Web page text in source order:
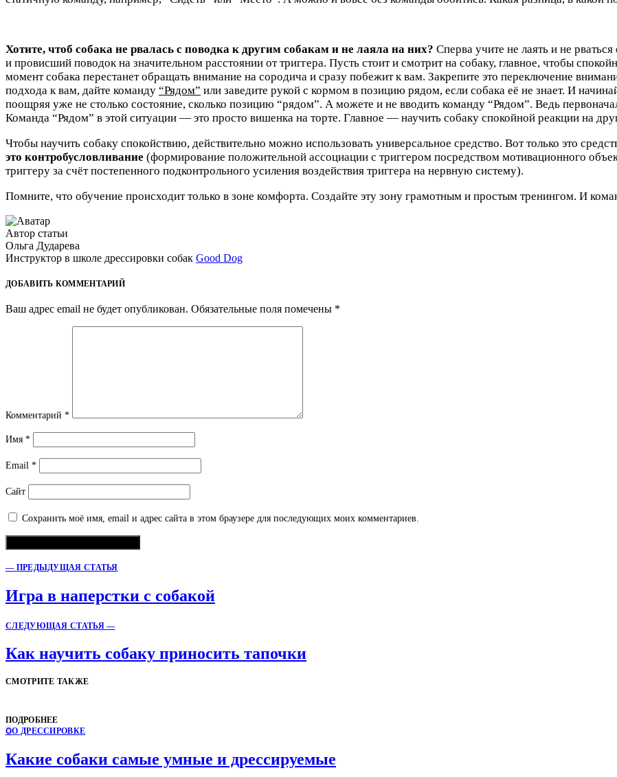
Хотите, чтоб собака не рвалась с поводка к другим собакам и не лаяла на них? Сперва учите не лаять и не
и провисший поводок на значительном расстоянии от триггера. Пусть стоит и смотрит на собаку, главное, чтобы
момент собака перестанет обращать внимание на сородича и сразу побежит к вам. Закрепите это переключение
подхода к вам, дайте команду “Рядом” или заведите рукой с кормом в позицию рядом, если собака её не знает. И
поощряя уже не столько состояние, сколько позицию “рядом”. А можете и не вводить команду “Рядом”. Ведь
Команда “Рядом” в этой ситуации — это просто вишенка на торте. Главное — научить собаку спокойной реакции на
Чтобы научить собаку спокойствию, действительно можно использовать универсальное средство. Вот только это
это контробусловливание (формирование положительной ассоциации с триггером посредством мотивационного
триггеру за счёт постепенного подконтрольного усиления воздействия триггера на нервную систему).
Помните, что обучение происходит только в зоне комфорта. Создайте эту зону грамотным и простым тренингом. И
Автор статьи
Ольга Дударева
Инструктор в школе дрессировки собак Good Dog
ДОБАВИТЬ КОММЕНТАРИЙ
Ваш адрес email не будет опубликован. Обязательные поля помечены *
Комментарий *
Имя *
Email *
Сайт
Сохранить моё имя, email и адрес сайта в этом браузере для последующих моих комментариев.
— ПРЕДЫДУЩАЯ СТАТЬЯ
Игра в наперстки с собакой
СЛЕДУЮЩАЯ СТАТЬЯ —
Как научить собаку приносить тапочки
СМОТРИТЕ ТАКЖЕ
ПОДРОБНЕЕ
ОО ДРЕССИРОВКЕ
Какие собаки самые умные и дрессируемые